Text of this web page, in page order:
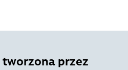
tworzona przez